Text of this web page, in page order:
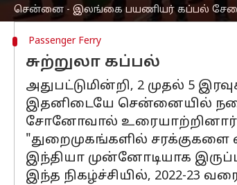
சென்னை - இலங்கை பயணியர் கப்பல்
Passenger Ferry
சுற்றுலா கப்பல்
அதுபட்டுமின்றி, 2 முதல் 5
இதனிடையே சென்னையில்
சோனோவால்
"துறைமுகங்களில்
இந்தியா முன்னோடியாக
இந்த நிகழ்ச்சியில், 2022-23